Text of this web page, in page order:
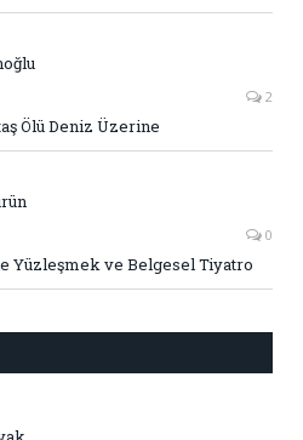
2
Ölü Deniz Üzerine
0
Yüzleşmek ve Belgesel Tiyatro